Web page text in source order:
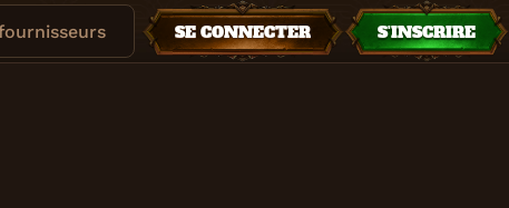
SE CONNECTER S'INSCRIRE